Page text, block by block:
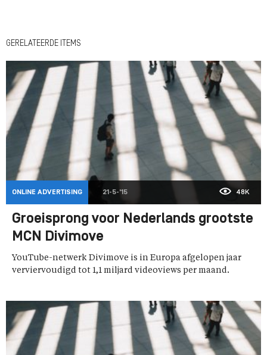
GERELATEERDE ITEMS
ONLINE ADVERTISING 21-5-'15 48K
Groeisprong voor Nederlands grootste
MCN Divimove
YouTube-netwerk Divimove is in Europa afgelopen jaar
verviervoudigd tot 1,1 miljard videoviews per maand.